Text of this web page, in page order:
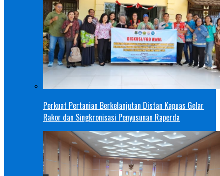
Perkuat Pertanian Berkelanjutan Distan Kapuas Gelar
Rakor dan Singkronisasi Penyusunan Raperda